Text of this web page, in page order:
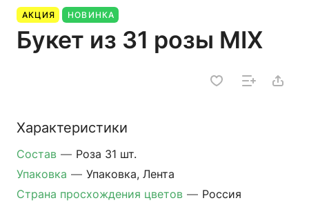
АКЦИЯ НОВИНКА
Букет из 31 розы MIX
Характеристики
Состав — Роза 31 шт.
Упаковка — Упаковка, Лента
Страна просхождения цветов — Россия